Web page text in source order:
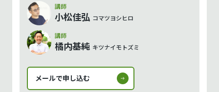
講師
小松佳弘 コマツヨシヒロ
講師
橘内基純 キツナイモトズミ
メールで申し込む